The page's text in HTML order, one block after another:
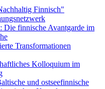
Finnisch"
Die finnische Avantgarde im
Transformationen
Kolloquium im
und ostseefinnische